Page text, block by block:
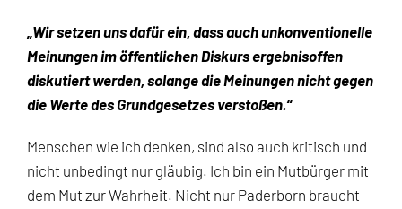
„Wir setzen uns dafür ein, dass auch unkonventionelle
Meinungen im öffentlichen Diskurs ergebnisoffen
diskutiert werden, solange die Meinungen nicht gegen
die Werte des Grundgesetzes verstoßen.“
Menschen wie ich denken, sind also auch kritisch und
nicht unbedingt nur gläubig. Ich bin ein Mutbürger mit
dem Mut zur Wahrheit. Nicht nur Paderborn braucht